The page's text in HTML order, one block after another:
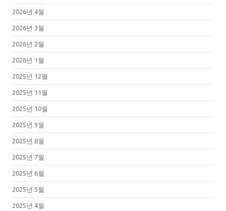
2026년 4월
2026년 3월
2026년 2월
2026년 1월
2025년 12월
2025년 11월
2025년 10월
2025년 9월
2025년 8월
2025년 7월
2025년 6월
2025년 5월
2025년 4월